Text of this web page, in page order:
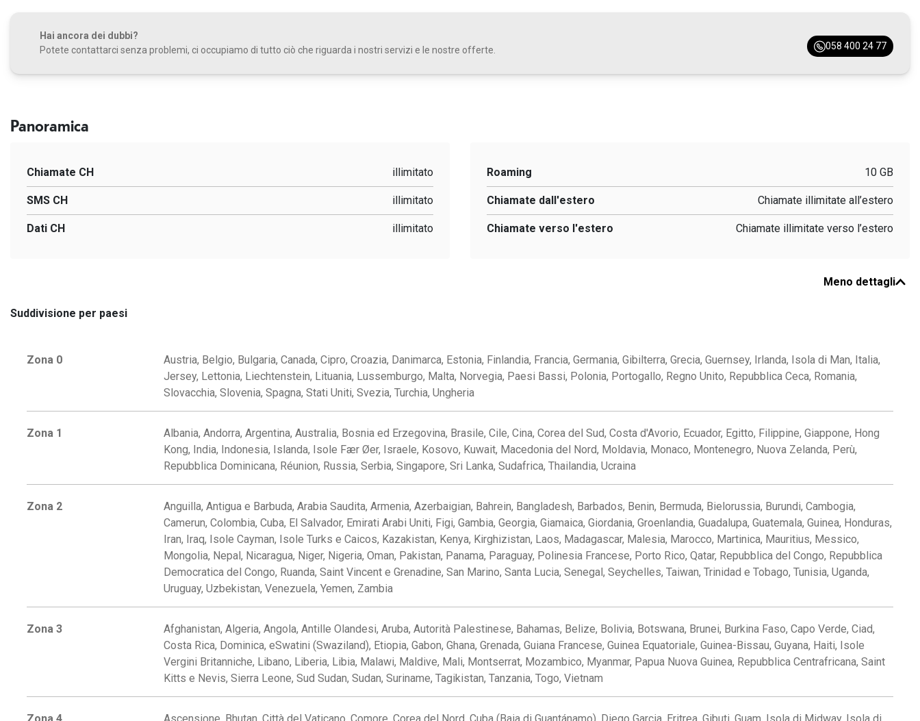
Hai ancora dei dubbi?
Potete contattarci senza problemi, ci occupiamo di tutto ciò che riguarda i nostri servizi e le nostre offerte.
058 400 24 77
Panoramica
Chiamate CH illimitato
SMS CH illimitato
Dati CH illimitato
Roaming 10 GB
Chiamate dall'estero Chiamate illimitate all’estero
Chiamate verso l'estero Chiamate illimitate verso l’estero
Meno dettagli
Suddivisione per paesi
Zona 0
Austria, Belgio, Bulgaria, Canada, Cipro, Croazia, Danimarca, Estonia, Finlandia, Francia, Germania, Gibilterra, Grecia, Guernsey, Irlanda, Isola di Man, Italia,
Jersey, Lettonia, Liechtenstein, Lituania, Lussemburgo, Malta, Norvegia, Paesi Bassi, Polonia, Portogallo, Regno Unito, Repubblica Ceca, Romania,
Slovacchia, Slovenia, Spagna, Stati Uniti, Svezia, Turchia, Ungheria
Zona 1
Albania, Andorra, Argentina, Australia, Bosnia ed Erzegovina, Brasile, Cile, Cina, Corea del Sud, Costa d'Avorio, Ecuador, Egitto, Filippine, Giappone, Hong
Kong, India, Indonesia, Islanda, Isole Fær Øer, Israele, Kosovo, Kuwait, Macedonia del Nord, Moldavia, Monaco, Montenegro, Nuova Zelanda, Perù,
Repubblica Dominicana, Réunion, Russia, Serbia, Singapore, Sri Lanka, Sudafrica, Thailandia, Ucraina
Zona 2
Anguilla, Antigua e Barbuda, Arabia Saudita, Armenia, Azerbaigian, Bahrein, Bangladesh, Barbados, Benin, Bermuda, Bielorussia, Burundi, Cambogia,
Camerun, Colombia, Cuba, El Salvador, Emirati Arabi Uniti, Figi, Gambia, Georgia, Giamaica, Giordania, Groenlandia, Guadalupa, Guatemala, Guinea, Honduras,
Iran, Iraq, Isole Cayman, Isole Turks e Caicos, Kazakistan, Kenya, Kirghizistan, Laos, Madagascar, Malesia, Marocco, Martinica, Mauritius, Messico,
Mongolia, Nepal, Nicaragua, Niger, Nigeria, Oman, Pakistan, Panama, Paraguay, Polinesia Francese, Porto Rico, Qatar, Repubblica del Congo, Repubblica
Democratica del Congo, Ruanda, Saint Vincent e Grenadine, San Marino, Santa Lucia, Senegal, Seychelles, Taiwan, Trinidad e Tobago, Tunisia, Uganda,
Uruguay, Uzbekistan, Venezuela, Yemen, Zambia
Zona 3
Afghanistan, Algeria, Angola, Antille Olandesi, Aruba, Autorità Palestinese, Bahamas, Belize, Bolivia, Botswana, Brunei, Burkina Faso, Capo Verde, Ciad,
Costa Rica, Dominica, eSwatini (Swaziland), Etiopia, Gabon, Ghana, Grenada, Guiana Francese, Guinea Equatoriale, Guinea-Bissau, Guyana, Haiti, Isole
Vergini Britanniche, Libano, Liberia, Libia, Malawi, Maldive, Mali, Montserrat, Mozambico, Myanmar, Papua Nuova Guinea, Repubblica Centrafricana, Saint
Kitts e Nevis, Sierra Leone, Sud Sudan, Sudan, Suriname, Tagikistan, Tanzania, Togo, Vietnam
Zona 4 Ascensione, Bhutan, Città del Vaticano, Comore, Corea del Nord, Cuba (Baia di Guantánamo), Diego Garcia, Eritrea, Gibuti, Guam, Isola di Midway, Isola di